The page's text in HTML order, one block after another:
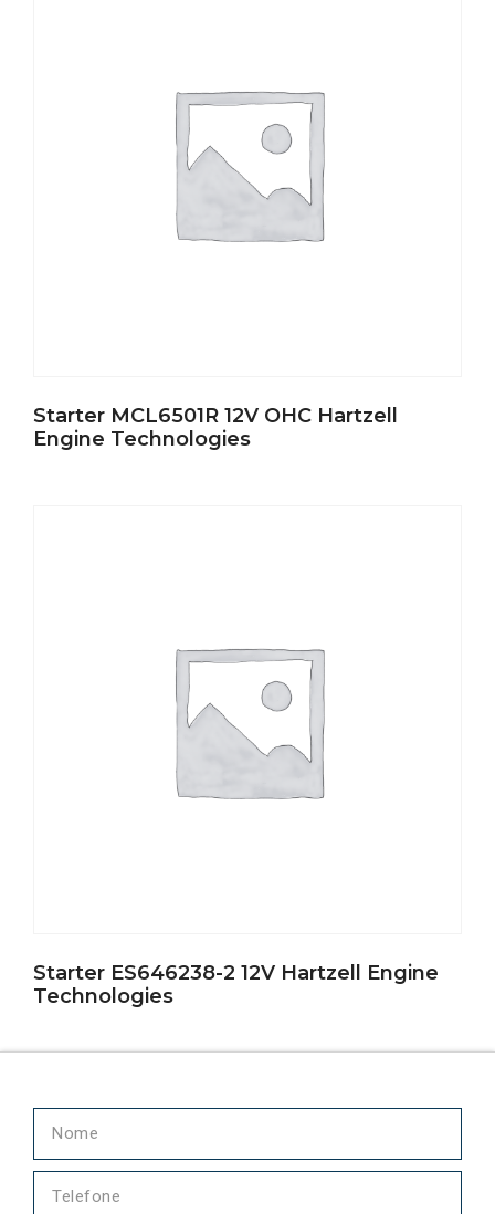
Starter MCL6501R 12V OHC Hartzell
Engine Technologies
Starter ES646238-2 12V Hartzell Engine
Technologies